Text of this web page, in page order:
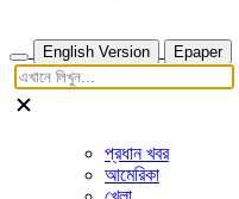
English Version
Epaper
প্রধান খবর
আমেরিকা